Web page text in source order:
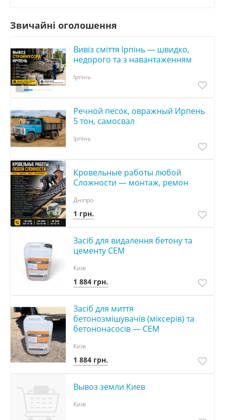
Звичайні оголошення
3
Вивіз сміття Ірпінь — швидко,
недорого та з навантаженням
Ірпінь
Речной песок, овражный Ирпень
5 тон, самосвал
Ірпінь
Кровельные работы любой
Сложности — монтаж, ремон
1 грн.
Дніпро
Засіб для видалення бетону та
цементу CEM
1 884 грн.
Київ
Засіб для миття
бетонозмішувачів (міксерів) та
бетононасосів — СЕМ
1 884 грн.
Київ
Вывоз земли Киев
Київ